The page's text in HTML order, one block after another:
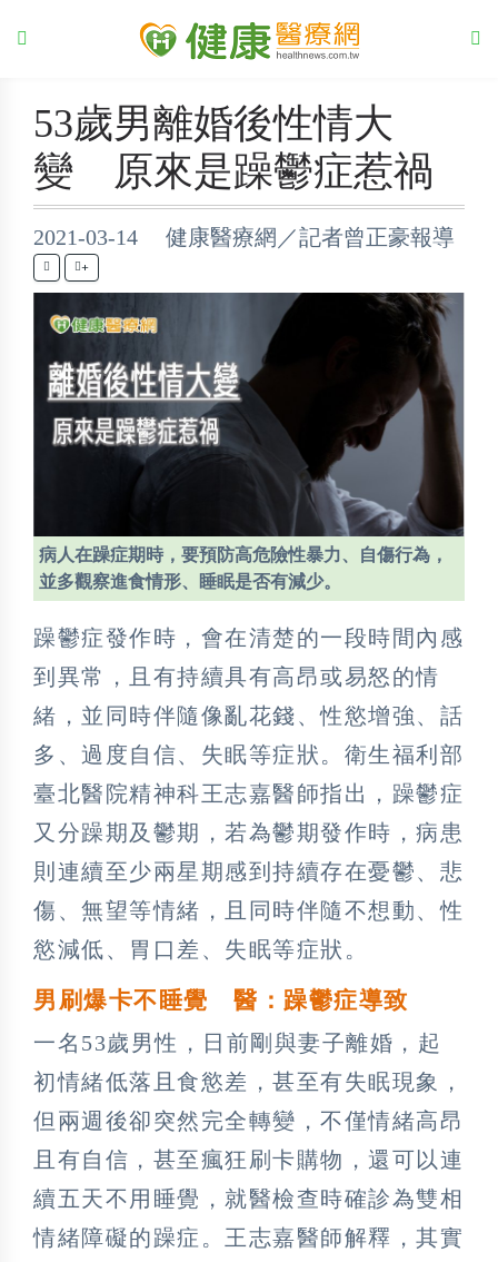
53歲男離婚後性情大
變 原來是躁鬱症惹禍
2021-03-14 健康醫療網／記者曾正豪報導
+
病人在躁症期時，要預防高危險性暴力、自傷行為，
並多觀察進食情形、睡眠是否有減少。
躁鬱症發作時，會在清楚的一段時間內感
到異常，且有持續具有高昂或易怒的情
緒，並同時伴隨像亂花錢、性慾增強、話
多、過度自信、失眠等症狀。衛生福利部
臺北醫院精神科王志嘉醫師指出，躁鬱症
又分躁期及鬱期，若為鬱期發作時，病患
則連續至少兩星期感到持續存在憂鬱、悲
傷、無望等情緒，且同時伴隨不想動、性
慾減低、胃口差、失眠等症狀。
男刷爆卡不睡覺 醫：躁鬱症導致
一名53歲男性，日前剛與妻子離婚，起
初情緒低落且食慾差，甚至有失眠現象，
但兩週後卻突然完全轉變，不僅情緒高昂
且有自信，甚至瘋狂刷卡購物，還可以連
續五天不用睡覺，就醫檢查時確診為雙相
情緒障礙的躁症。王志嘉醫師解釋，其實